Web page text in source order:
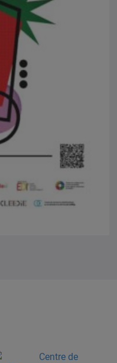
Centre de